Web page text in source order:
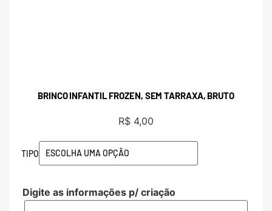
BRINCO INFANTIL FROZEN, SEM TARRAXA, BRUTO
R$ 4,00
TIPO
Digite as informações p/ criação